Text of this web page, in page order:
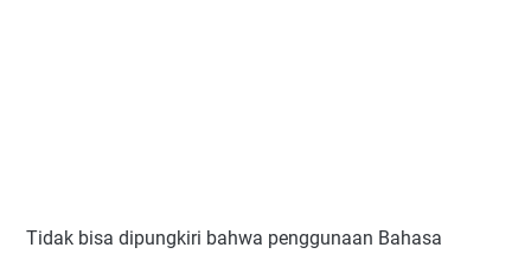
Tidak bisa dipungkiri bahwa penggunaan Bahasa